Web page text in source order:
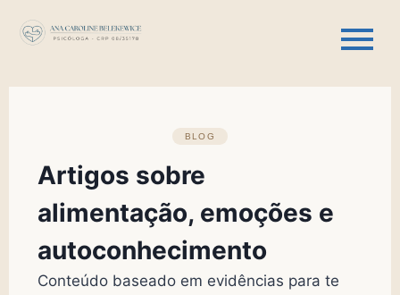
BLOG
Artigos sobre
alimentação, emoções e
autoconhecimento
Conteúdo baseado em evidências para te